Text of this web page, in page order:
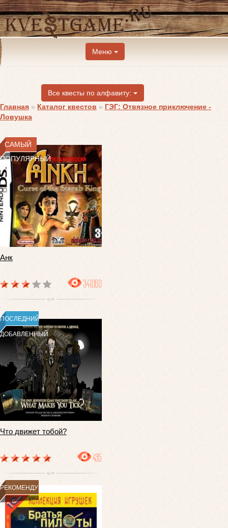
Меню
Все квесты по алфавиту:
Главная » Каталог квестов » ГЭГ: Отвязное приключение -
Ловушка
САМЫЙ
ПОПУЛЯРНЫЙ
Анк
341060
ПОСЛЕДНИЙ
ДОБАВЛЕННЫЙ
Что движет тобой?
495
РЕКОМЕНДУЕМ